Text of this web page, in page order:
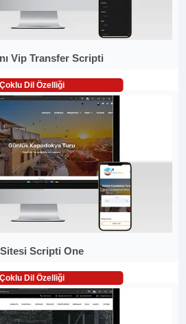
Vip Transfer Scripti
Çoklu Dil Özelliği
Scripti One
Çoklu Dil Özelliği